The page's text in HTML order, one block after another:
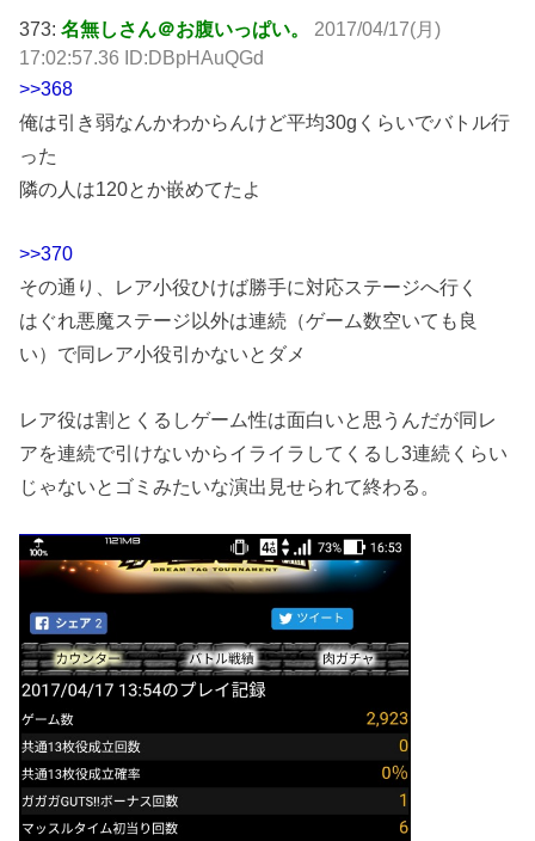
373:名無しさん＠お腹いっぱい。
2017/04/17(月)
17:02:57.36 ID:DBpHAuQGd
>>368
俺は引き弱なんかわからんけど平均30gくらいでバトル行
った
隣の人は120とか嵌めてたよ
>>370
その通り、レア小役ひけば勝手に対応ステージへ行く
はぐれ悪魔ステージ以外は連続（ゲーム数空いても良
い）で同レア小役引かないとダメ
レア役は割とくるしゲーム性は面白いと思うんだが同レ
アを連続で引けないからイライラしてくるし3連続くらい
じゃないとゴミみたいな演出見せられて終わる。